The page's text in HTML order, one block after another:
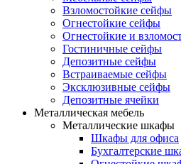
Взломостойкие сейфы
Огнестойкие сейфы
Огнестойкие и
Гостиничные сейфы
Депозитные сейфы
Встраиваемые сейфы
Эксклюзивные сейфы
Депозитные ячейки
Металлическая мебель
Металлические шкафы
Шкафы для офиса
Бухгалтерские